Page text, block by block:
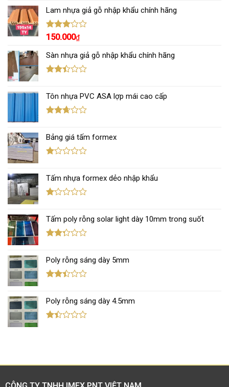
hạng
3.00 5
sao
Lam nhựa giả gỗ nhập khẩu chính hãng
Được
hạng
3.00 5
sao
150.000₫
Sàn nhựa giả gỗ nhập khẩu chính hãng
hạng
2.43
5 sao
Tôn nhựa PVC ASA lợp mái cao cấp
hạng
2.67
5 sao
Bảng giá tấm formex
hạng
1.12
5
Tấm nhựa formex dẻo nhập khẩu
hạng
1.12
5
Tấm poly rỗng solar light dày 10mm trong suốt
hạng
2.30
5 sao
Poly rỗng sáng dày 5mm
hạng
2.38
5 sao
Poly rỗng sáng dày 4.5mm
sao